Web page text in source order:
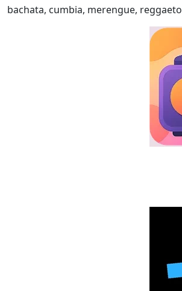
bachata, cumbia, merengue,